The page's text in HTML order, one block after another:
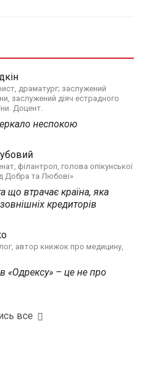
драматург; заслужений
заслужений діяч естрадного
Доцент.
неспокою
філантроп, голова опікунської
Добра та Любові»
що втрачає країна, яка
кредиторів
автор книжок про медицину,
«Одрексу» – це не про
все